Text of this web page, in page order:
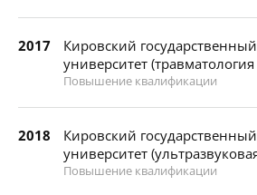
2017
Кировский
университет
Повышение квалификации
2018
Кировский
университет
Повышение квалификации